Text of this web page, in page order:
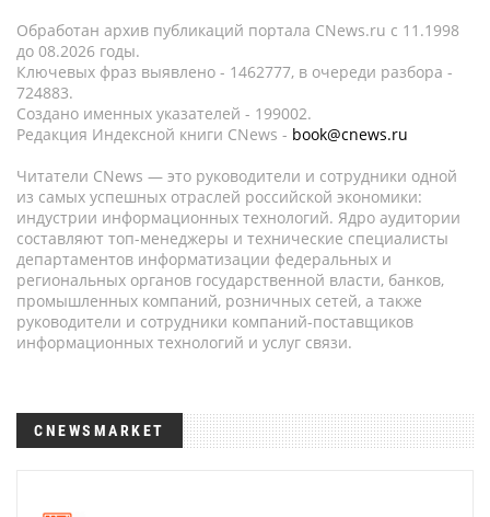
Обработан архив публикаций портала CNews.ru c 11.1998
до 08.2026 годы.
Ключевых фраз выявлено - 1462777, в очереди разбора -
724883.
Создано именных указателей - 199002.
Редакция Индексной книги CNews - book@cnews.ru
Читатели CNews — это руководители и сотрудники одной
из самых успешных отраслей российской экономики:
индустрии информационных технологий. Ядро аудитории
составляют топ-менеджеры и технические специалисты
департаментов информатизации федеральных и
региональных органов государственной власти, банков,
промышленных компаний, розничных сетей, а также
руководители и сотрудники компаний-поставщиков
информационных технологий и услуг связи.
CNEWSMARKET